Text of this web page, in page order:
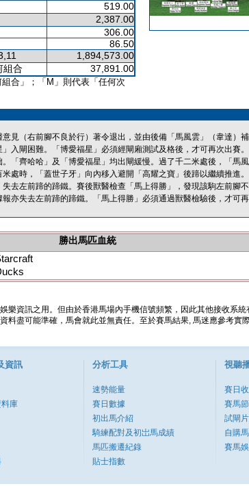
519.00
2,387.00
306.00
86.50
1,894,573.00
組合 37,891.00
合」；「M」則代表「任何次
意見（右前腳不良於行）著令退出，並由後備「馬風雲」（韋達）
入閘困難。「博愛福星」必須經閘廂測試及格後，才可再次出賽
「齊哈哈」及「博愛福星」均出閘緩慢。過了千二米處後，「馬
處時，「蓋世子牙」向內移入避開「高耀之寶」後蹄以繼續推進
去左前蹄的蹄鐵。賽後獸醫檢查「馬上得勝」，發現該駒左前腳
亦失去左前蹄的蹄鐵。「馬上得勝」必須通過獸醫檢驗後，才可再
勝出馬匹血統
樂資訊之用。但由於香港馬場內手機信號頻繁，因此其他接收系
料盡可能準確，馬會就此並無責任。至於賽馬結果, 馬迷應參考實
資訊
庫
分析工具
速勢能量
賽日數據
初出馬介紹
騎練配對及初岀馬成績
馬匹搬遷紀錄
貼士指數
視聽
賽日
賽馬節
試閘
自購
賽馬